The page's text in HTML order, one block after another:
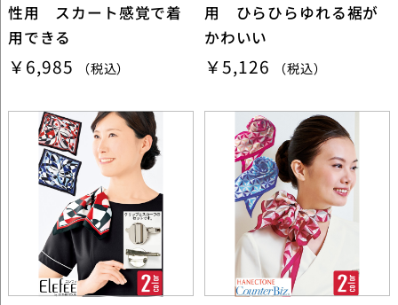
性用 スカート感覚で着
用できる
￥6,985 （税込）
用 ひらひらゆれる裾が
かわいい
￥5,126 （税込）